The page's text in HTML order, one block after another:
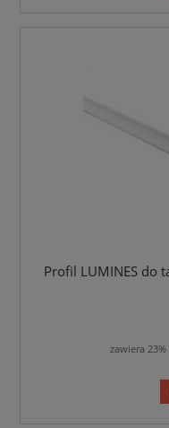
Profil LUMINES do
zawiera